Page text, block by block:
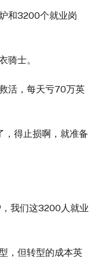
和3200个就业岗
士。
活，每天亏70万英
得止损啊，就准备
们这3200人就业
但转型的成本英